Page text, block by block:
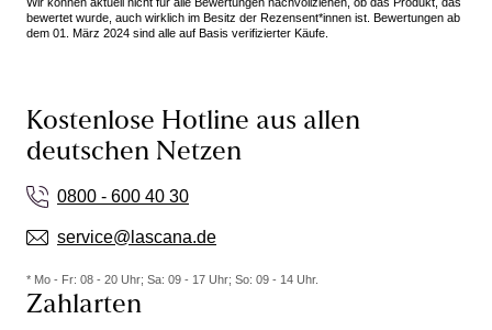
bewertet wurde, auch wirklich im Besitz der Rezensent*innen ist. Bewertungen ab
dem 01. März 2024 sind alle auf Basis verifizierter Käufe.
Kostenlose Hotline aus allen
deutschen Netzen
0800 - 600 40 30
service@lascana.de
* Mo - Fr: 08 - 20 Uhr; Sa: 09 - 17 Uhr; So: 09 - 14 Uhr.
Zahlarten